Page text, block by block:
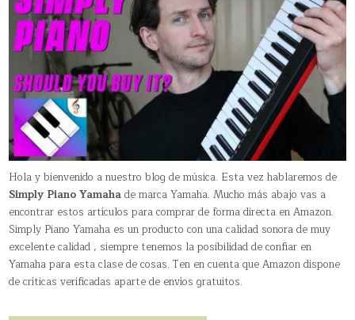
Hola y bienvenido a nuestro blog de música. Esta vez hablaremos de
Simply Piano Yamahade marca Yamaha. Mucho más abajo vas a
encontrar estos artículos para comprar de forma directa en Amazon.
Simply Piano Yamaha es un producto con una calidad sonora de muy
excelente calidad , siempre tenemos la posibilidad de confiar en
Yamaha para esta clase de cosas. Ten en cuenta que Amazon dispone
de críticas verificadas aparte de envíos gratuitos.